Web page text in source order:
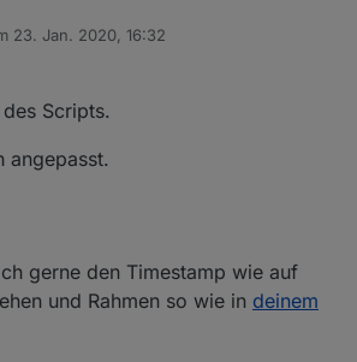
23. Jan. 2020, 16:32
von
Scripts.
angepasst.
gerne den Timestamp wie auf
und Rahmen so wie in deinem